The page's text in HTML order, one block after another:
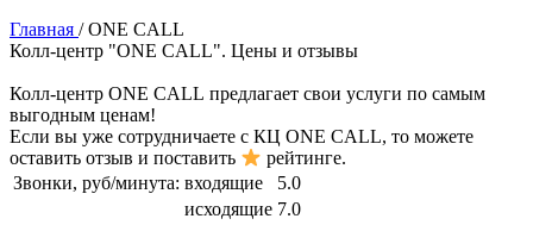
Главная / ONE CALL
Колл-центр "ONE CALL". Цены и отзывы
Колл-центр ONE CALL предлагает свои услуги по самым
выгодным ценам!
Если вы уже сотрудничаете с КЦ ONE CALL, то можете
оставить отзыв и поставить
рейтинге.
Звонки, руб/минута: входящие
5.0
исходящие 7.0